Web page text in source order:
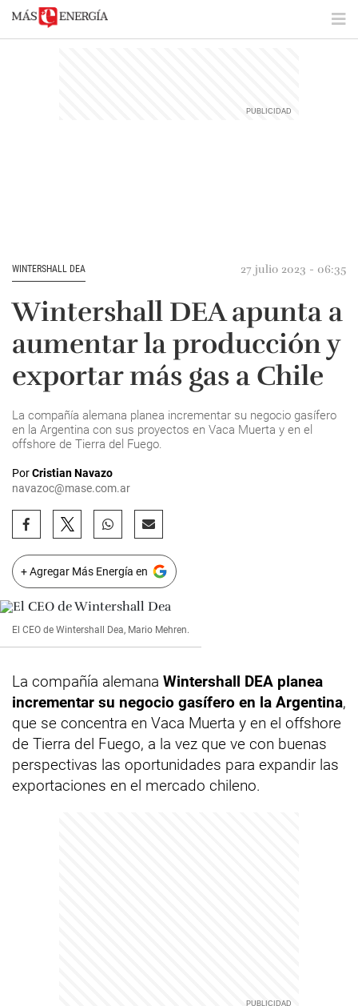
WINTERSHALL DEA 27 julio 2023 - 06:35
Wintershall DEA apunta a
aumentar la producción y
exportar más gas a Chile
La compañía alemana planea incrementar su negocio gasífero
en la Argentina con sus proyectos en Vaca Muerta y en el
offshore de Tierra del Fuego.
PorCristian Navazo
navazoc@mase.com.ar
+ Agregar Más Energía en
El CEO de Wintershall Dea, Mario Mehren.
La compañía alemana Wintershall DEA planea
incrementar su negocio gasífero en la Argentina,
que se concentra en Vaca Muerta y en el offshore
de Tierra del Fuego, a la vez que ve con buenas
perspectivas las oportunidades para expandir las
exportaciones en el mercado chileno.